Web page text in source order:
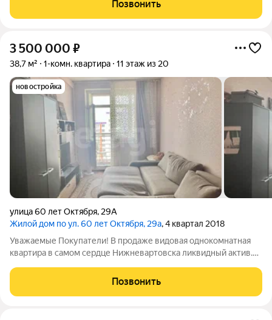
находиться в шаговой доступности: школа,
Позвонить
3 500 000 ₽
38,7 м² 1-комн. квартира 11 этаж из 20
новостройка
улица 60 лет Октября, 29А
Жилой дом по ул. 60 лет Октября, 29а, 4 квартал 2018
Уважаемые Покупатели! В продаже видовая однокомнатная
квартира в самом сердце Нижневартовска ликвидный актив.
набережная, школы, магазины) всегда высок. -Косметический
ремонт готов к немедленному
Позвонить